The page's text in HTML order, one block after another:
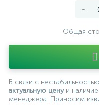
-
Общая
В связи с
актуальную ценуи
менеджера. Приносим